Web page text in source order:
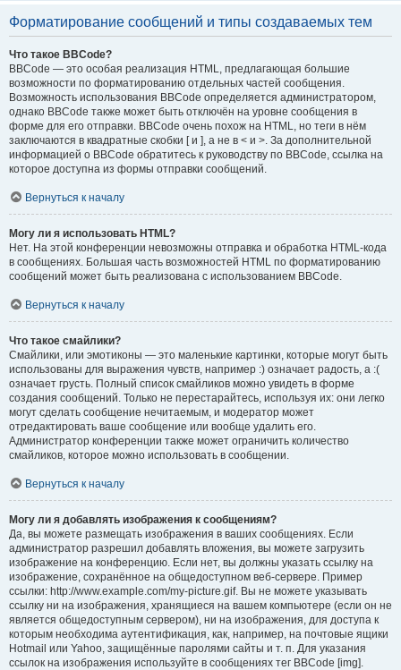
Форматирование сообщений и типы создаваемых тем
Что такое BBCode?
BBCode — это особая реализация HTML, предлагающая большие
возможности по форматированию отдельных частей сообщения.
Возможность использования BBCode определяется администратором,
однако BBCode также может быть отключён на уровне сообщения в
форме для его отправки. BBCode очень похож на HTML, но теги в нём
заключаются в квадратные скобки [ и ], а не в < и >. За дополнительной
информацией о BBCode обратитесь к руководству по BBCode, ссылка на
которое доступна из формы отправки сообщений.
Вернуться к началу
Могу ли я использовать HTML?
Нет. На этой конференции невозможны отправка и обработка HTML-кода
в сообщениях. Большая часть возможностей HTML по форматированию
сообщений может быть реализована с использованием BBCode.
Вернуться к началу
Что такое смайлики?
Смайлики, или эмотиконы — это маленькие картинки, которые могут быть
использованы для выражения чувств, например :) означает радость, а :(
означает грусть. Полный список смайликов можно увидеть в форме
создания сообщений. Только не перестарайтесь, используя их: они легко
могут сделать сообщение нечитаемым, и модератор может
отредактировать ваше сообщение или вообще удалить его.
Администратор конференции также может ограничить количество
смайликов, которое можно использовать в сообщении.
Вернуться к началу
Могу ли я добавлять изображения к сообщениям?
Да, вы можете размещать изображения в ваших сообщениях. Если
администратор разрешил добавлять вложения, вы можете загрузить
изображение на конференцию. Если нет, вы должны указать ссылку на
изображение, сохранённое на общедоступном веб-сервере. Пример
ссылки: http://www.example.com/my-picture.gif. Вы не можете указывать
ссылку ни на изображения, хранящиеся на вашем компьютере (если он не
является общедоступным сервером), ни на изображения, для доступа к
которым необходима аутентификация, как, например, на почтовые ящики
Hotmail или Yahoo, защищённые паролями сайты и т. п. Для указания
ссылок на изображения используйте в сообщениях тег BBCode [img].